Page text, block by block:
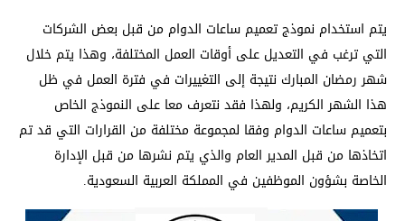
يتم استخدام نموذج تعميم ساعات الدوام من قبل بعض الشركات
التي ترغب في التعديل على أوقات العمل المختلفة، وهذا يتم خلال
شهر رمضان المبارك نتيجة إلى التغييرات في فترة العمل في ظل
هذا الشهر الكريم، ولهذا فقد نتعرف معا على النموذج الخاص
بتعميم ساعات الدوام وفقا لمجموعة مختلفة من القرارات التي قد تم
اتخاذها من قبل المدير العام والذي يتم نشرها من قبل الإدارة
الخاصة بشؤون الموظفين في المملكة العربية السعودية.